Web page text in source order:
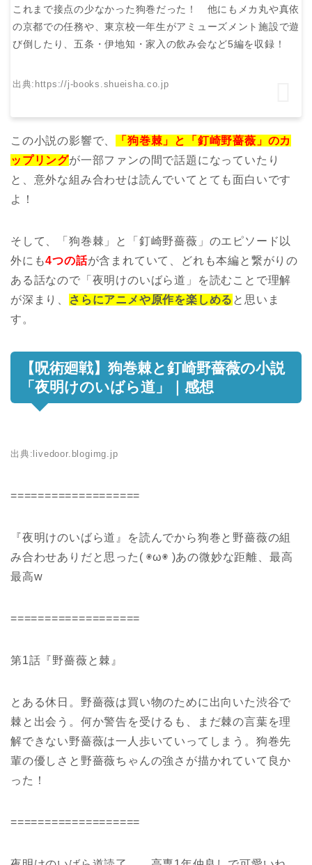
これまで接点の少なかった狗巻だった！ 他にもメカ丸や真依
の京都での任務や、東京校一年生がアミューズメント施設で遊
び倒したり、五条・伊地知・家入の飲み会など5編を収録！
出典: https://j-books.shueisha.co.jp
この小説の影響で、
「狗巻棘」と「釘崎野薔薇」のカ
ップリングが一部ファンの間で話題になっていたり
と、意外な組み合わせは読んでいてとても面白いです
よ！
そして、「狗巻棘」と「釘崎野薔薇」のエピソード以
外にも4つの話が含まれていて、どれも本編と繋がりの
ある話なので「夜明けのいばら道」を読むことで理解
が深まり、
さらにアニメや原作を楽しめる と思いま
す。
【呪術廻戦】狗巻棘と釘崎野薔薇の小説
「夜明けのいばら道」｜感想
出典: livedoor.blogimg.jp
===================
『夜明けのいばら道』を読んでから狗巻と野薔薇の組
み合わせありだと思った( ◉ω◉ )あの微妙な距離、最高
最高w
===================
第1話『野薔薇と棘』
とある休日。野薔薇は買い物のために出向いた渋谷で
棘と出会う。何か警告を受けるも、まだ棘の言葉を理
解できない野薔薇は一人歩いていってしまう。狗巻先
輩の優しさと野薔薇ちゃんの強さが描かれていて良か
った！
===================